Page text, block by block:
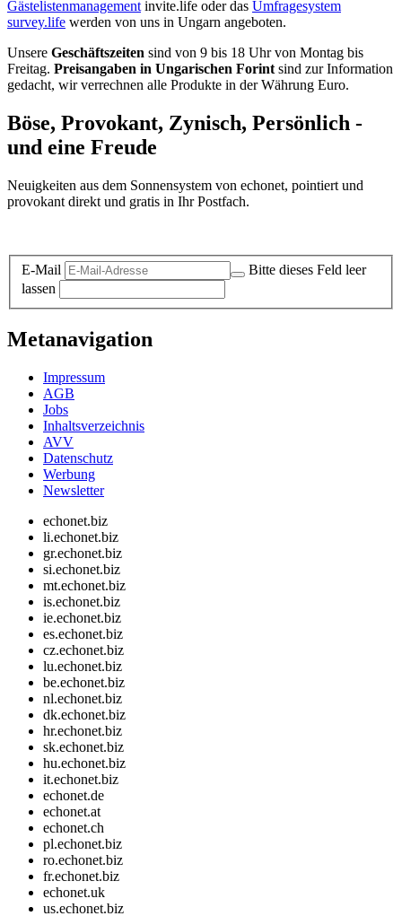
Gästelistenmanagement invite.life oder das Umfragesystem
survey.life werden von uns in Ungarn angeboten.
Unsere Geschäftszeiten sind von 9 bis 18 Uhr von Montag bis
Freitag. Preisangaben in Ungarischen Forint sind zur Information
gedacht, wir verrechnen alle Produkte in der Währung Euro.
Böse, Provokant, Zynisch, Persönlich -
und eine Freude
Neuigkeiten aus dem Sonnensystem von echonet, pointiert und
provokant direkt und gratis in Ihr Postfach.
E-Mail
Bitte dieses Feld leer
lassen
Metanavigation
Impressum
AGB
Jobs
Inhaltsverzeichnis
AVV
Datenschutz
Werbung
Newsletter
echonet.biz
li.echonet.biz
gr.echonet.biz
si.echonet.biz
mt.echonet.biz
is.echonet.biz
ie.echonet.biz
es.echonet.biz
cz.echonet.biz
lu.echonet.biz
be.echonet.biz
nl.echonet.biz
dk.echonet.biz
hr.echonet.biz
sk.echonet.biz
hu.echonet.biz
it.echonet.biz
echonet.de
echonet.at
echonet.ch
pl.echonet.biz
ro.echonet.biz
fr.echonet.biz
echonet.uk
us.echonet.biz